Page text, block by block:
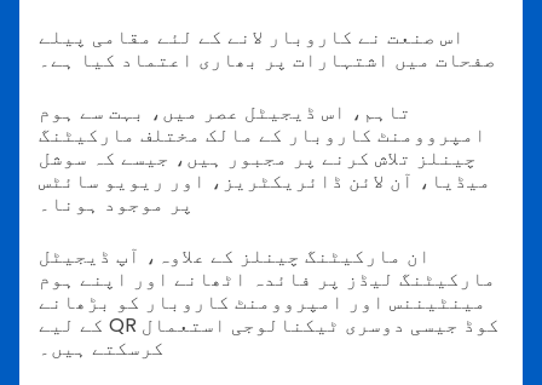
اس صنعت نے کاروبار لانے کے لئے مقامی پیلے
صفحات میں اشتہارات پر بھاری اعتماد کیا ہے۔
تاہم، اس ڈیجیٹل عصر میں، بہت سے ہوم
امپروومنٹ کاروبار کے مالک مختلف مارکیٹنگ
چینلز تلاش کرنے پر مجبور ہیں، جیسے کہ سوشل
میڈیا، آن لائن ڈائریکٹریز، اور ریویو سائٹس
پر موجود ہونا۔
ان مارکیٹنگ چینلز کے علاوہ، آپ ڈیجیٹل
مارکیٹنگ لیڈز پر فائدہ اٹھانے اور اپنے ہوم
مینٹیننس اور امپروومنٹ کاروبار کو بڑھانے
کے لیے QR کوڈ جیسی دوسری ٹیکنالوجی استعمال
کرسکتے ہیں۔